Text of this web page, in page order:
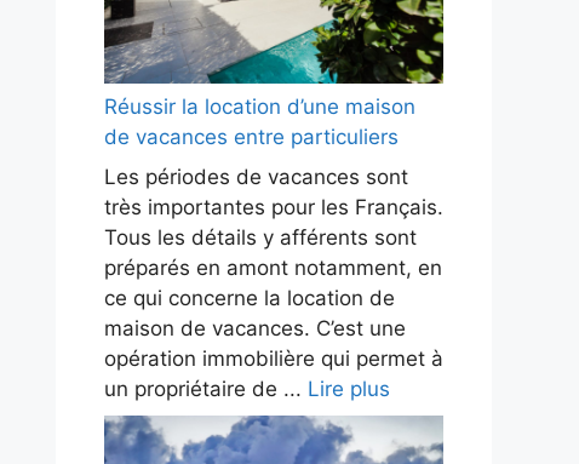
Réussir la location d’une maison
de vacances entre particuliers
Les périodes de vacances sont
très importantes pour les Français.
Tous les détails y afférents sont
préparés en amont notamment, en
ce qui concerne la location de
maison de vacances. C’est une
opération immobilière qui permet à
un propriétaire de ... Lire plus